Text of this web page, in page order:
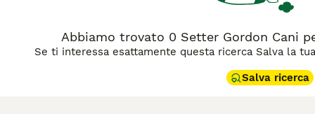
Abbiamo trovato 0 Setter Gordon Cani
Se ti interessa esattamente questa ricerca Salva la
Salva ricerca